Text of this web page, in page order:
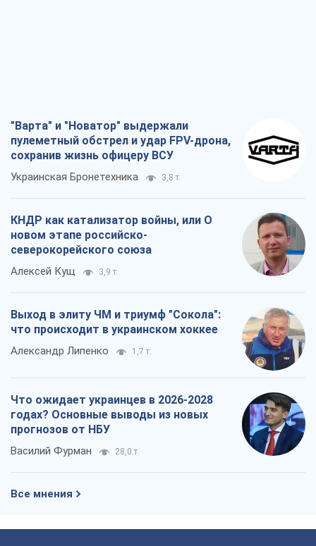
"Варта" и "Новатор" выдержали
пулеметный обстрел и удар FPV-дрона,
сохранив жизнь офицеру ВСУ
Украинская Бронетехника 3,8 т.
КНДР как катализатор войны, или О
новом этапе российско-
северокорейского союза
Алексей Кущ 3,9 т.
Выход в элиту ЧМ и триумф "Сокола":
что происходит в украинском хоккее
Александр Липенко 1,7 т.
Что ожидает украинцев в 2026-2028
годах? Основные выводы из новых
прогнозов от НБУ
Василий Фурман 28,0 т.
Все мнения